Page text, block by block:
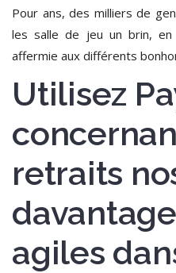
Pour ans, des milliers de
les salle de jeu un brin, en
affermie aux différents
Utilisez
retraits
agiles